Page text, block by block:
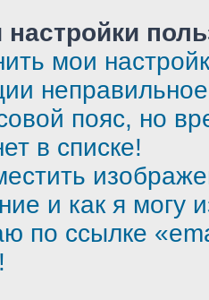
мои
пояс, но
в списке!
и как я могу
по ссылке